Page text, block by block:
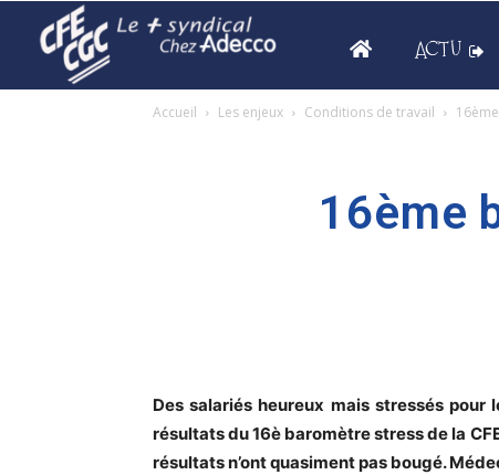
ACTU
Accueil Les enjeux Conditions de travail
16ème
Des salariés heureux mais stressés pour
résultats du 16è baromètre stress de la
résultats n’ont quasiment pas bougé.